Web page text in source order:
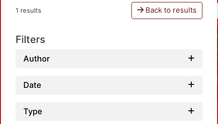
1 results Back to results
Filters
Author
Date
Type